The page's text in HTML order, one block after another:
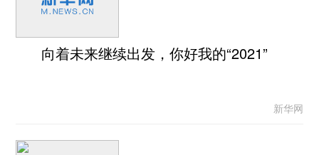
向着未来继续出发，你好我的“2021”
新华网